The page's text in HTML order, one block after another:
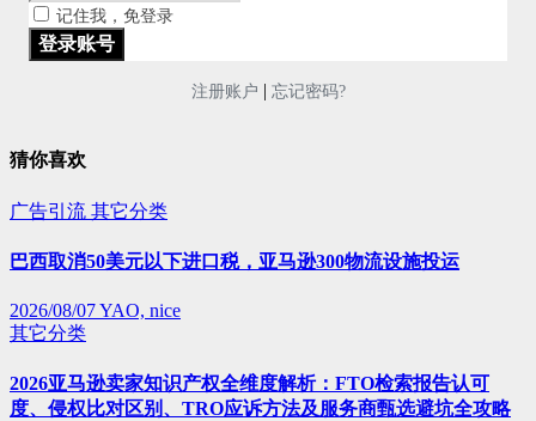
记住我，免登录
注册账户 | 忘记密码?
猜你喜欢
广告引流 其它分类
巴西取消50美元以下进口税，亚马逊300物流设施投运
2026/08/07YAO, nice
其它分类
2026亚马逊卖家知识产权全维度解析：FTO检索报告认可
度、侵权比对区别、TRO应诉方法及服务商甄选避坑全攻略